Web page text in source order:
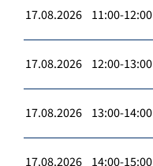
17.08.2026 11:00-12:00
17.08.2026 12:00-13:00
17.08.2026 13:00-14:00
17.08.2026 14:00-15:00